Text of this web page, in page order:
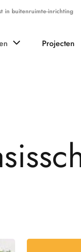
in buitenruimte-inrichting
Projecten
sissc